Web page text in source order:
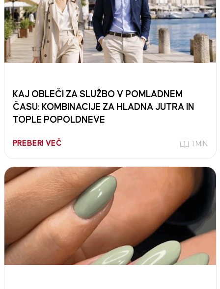
KAJ OBLEČI ZA SLUŽBO V POMLADNEM
ČASU: KOMBINACIJE ZA HLADNA JUTRA IN
TOPLE POPOLDNEVE
PREBERI VEČ 1 MIN